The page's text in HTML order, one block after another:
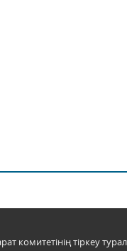
комитетінің тіркеу